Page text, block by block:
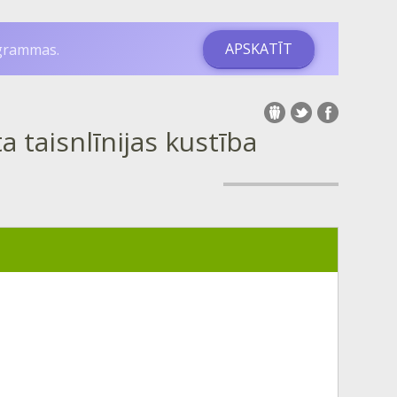
APSKATĪT
taisnlīnijas kustība